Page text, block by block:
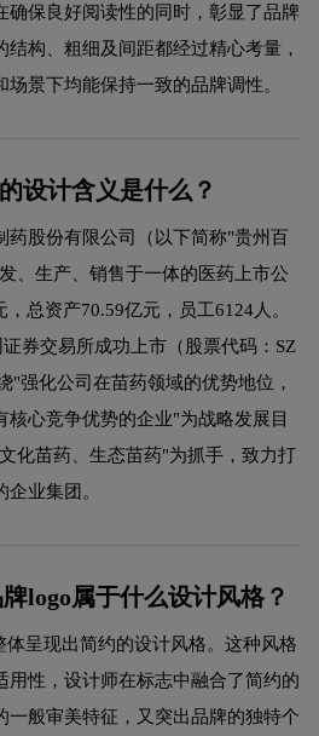
确保良好阅读性的同时，彰显了品牌
构、粗细及间距都经过精心考量，
景下均能保持一致的品牌调性。
设计含义是什么？
药股份有限公司（以下简称"贵州百
、生产、销售于一体的医药上市公
总资产70.59亿元，员工6124人。
券交易所成功上市（股票代码：SZ
"强化公司在苗药领域的优势地位，
核心竞争优势的企业"为战略发展目
化苗药、生态苗药"为抓手，致力打
业集团。
logo属于什么设计风格？
呈现出简约的设计风格。这种风格
用性，设计师在标志中融合了简约的
一般审美特征，又突出品牌的独特个